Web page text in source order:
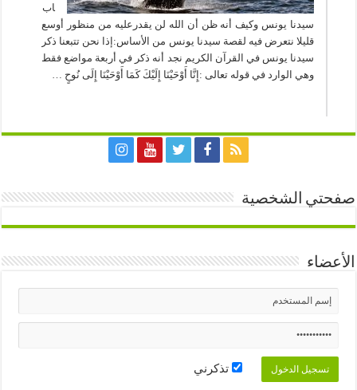
اب
سيدنا يونس وكيف أنه ظن أن الله لن يقدرعليه من منظور أوسع
قليلا نتعرض فيه لقصة سيدنا يونس من الأساس:إذا نحن تتبعنا ذكر
سيدنا يونس في القرآن الكريم نجد أنه ذكر في أربعة مواضع فقط
وهي الوارد في قوله تعالى :إِنَّا أَوْحَيْنَا إِلَيْكَ كَمَا أَوْحَيْنَا إِلَى نُوحٍ …
صفحتي الشخصية
الأعضاء
تذكرني